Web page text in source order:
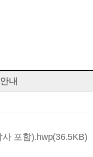
내
포함).hwp(36.5KB)